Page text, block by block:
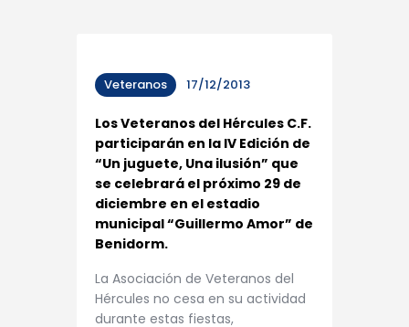
Veteranos 17/12/2013
Los Veteranos del Hércules C.F.
participarán en la IV Edición de
“Un juguete, Una ilusión” que
se celebrará el próximo 29 de
diciembre en el estadio
municipal “Guillermo Amor” de
Benidorm.
La Asociación de Veteranos del
Hércules no cesa en su actividad
durante estas fiestas,